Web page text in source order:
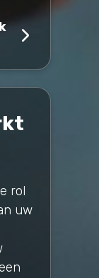
rol
uw